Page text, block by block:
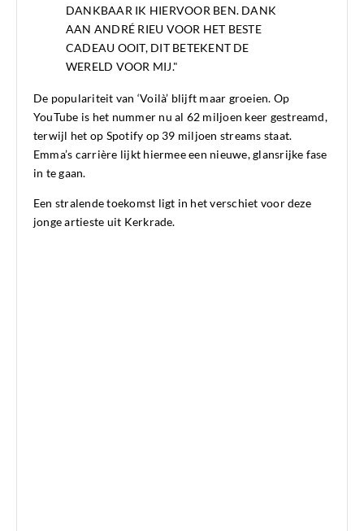
DANKBAAR IK HIERVOOR BEN. DANK
AAN ANDRÉ RIEU VOOR HET BESTE
CADEAU OOIT, DIT BETEKENT DE
WERELD VOOR MIJ."
De populariteit van ‘Voilà’ blijft maar groeien. Op
YouTube is het nummer nu al 62 miljoen keer gestreamd,
terwijl het op Spotify op 39 miljoen streams staat.
Emma’s carrière lijkt hiermee een nieuwe, glansrijke fase
in te gaan.
Een stralende toekomst ligt in het verschiet voor deze
jonge artieste uit Kerkrade.